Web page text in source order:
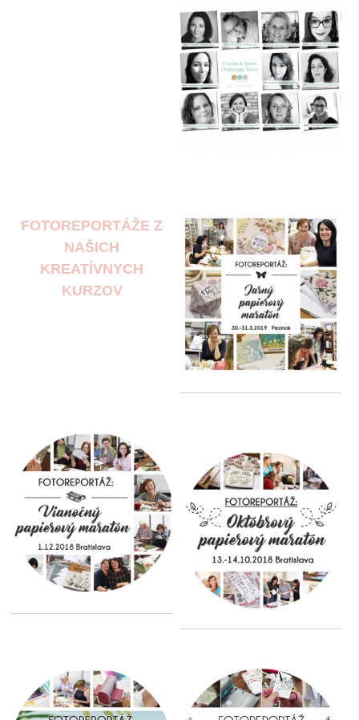
FOTOREPORTÁŽE Z
NAŠICH
KREATÍVNYCH
KURZOV